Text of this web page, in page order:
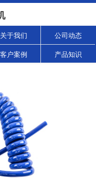
关于我们 公司动态
客户案例 产品知识